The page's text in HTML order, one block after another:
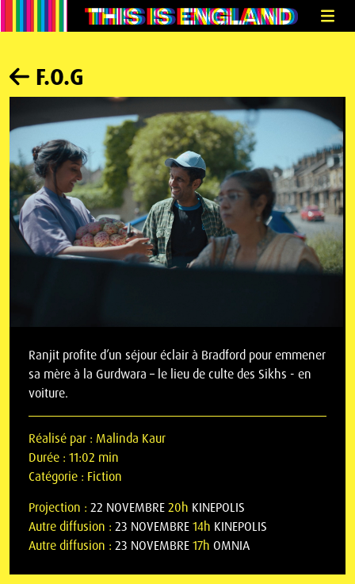
F.O.G
Ranjit profite d’un séjour éclair à Bradford pour emmener
sa mère à la Gurdwara – le lieu de culte des Sikhs - en
voiture.
Réalisé par : Malinda Kaur
Durée : 11:02 min
Catégorie : Fiction
Projection : 22 NOVEMBRE20h KINEPOLIS
Autre diffusion : 23 NOVEMBRE14h KINEPOLIS
Autre diffusion : 23 NOVEMBRE17h OMNIA